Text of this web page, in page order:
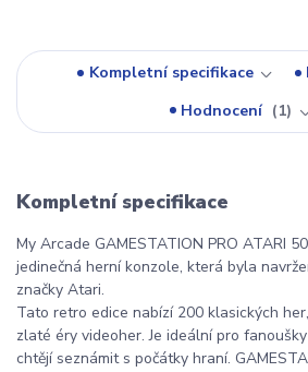
Kompletní specifikace
Hodnocení
1
Kompletní specifikace
My Arcade GAMESTATION PRO ATARI
jedinečná herní konzole, která byla
značky Atari.
Tato retro edice nabízí 200 klasických
zlaté éry videoher. Je ideální pro
chtějí seznámit s počátky hraní.